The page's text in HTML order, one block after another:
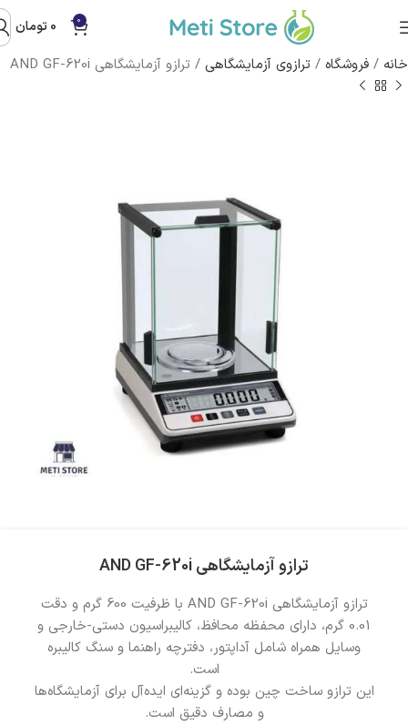
0
0تومان
خانه / فروشگاه / ترازوی آزمایشگاهی / ترازو آزمایشگاهی AND GF-620i
ترازو آزمایشگاهی AND GF-620i
ترازو آزمایشگاهی AND GF-620i با ظرفیت 600 گرم و دقت
0.01 گرم، دارای محفظه محافظ، کالیبراسیون دستی-خارجی و
وسایل همراه شامل آداپتور، دفترچه راهنما و سنگ کالیبره
است.
این ترازو ساخت چین بوده و گزینه‌ای ایده‌آل برای آزمایشگاه‌ها
و مصارف دقیق است.